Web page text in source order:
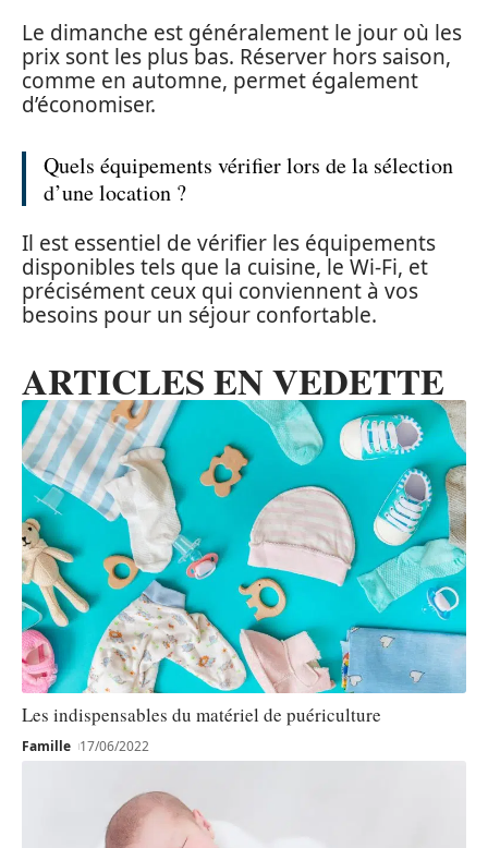
Le dimanche est généralement le jour où les
prix sont les plus bas. Réserver hors saison,
comme en automne, permet également
d’économiser.
Quels équipements vérifier lors de la sélection
d’une location ?
Il est essentiel de vérifier les équipements
disponibles tels que la cuisine, le Wi-Fi, et
précisément ceux qui conviennent à vos
besoins pour un séjour confortable.
ARTICLES EN VEDETTE
Les indispensables du matériel de puériculture
Famille 17/06/2022